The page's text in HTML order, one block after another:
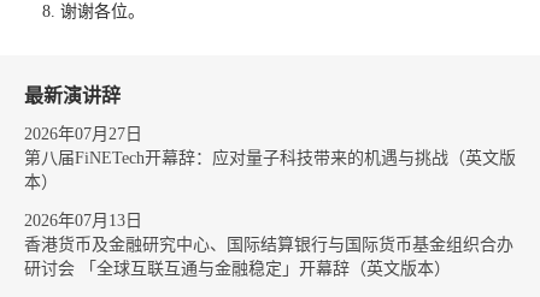
谢谢各位。
最新演讲辞
2026年07月27日
第八届FiNETech开幕辞：应对量子科技带来的机遇与挑战（英文版
本）
2026年07月13日
香港货币及金融研究中心、国际结算银行与国际货币基金组织合办
研讨会 「全球互联互通与金融稳定」开幕辞（英文版本）